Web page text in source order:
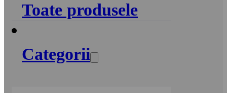
Toate produsele
Categorii